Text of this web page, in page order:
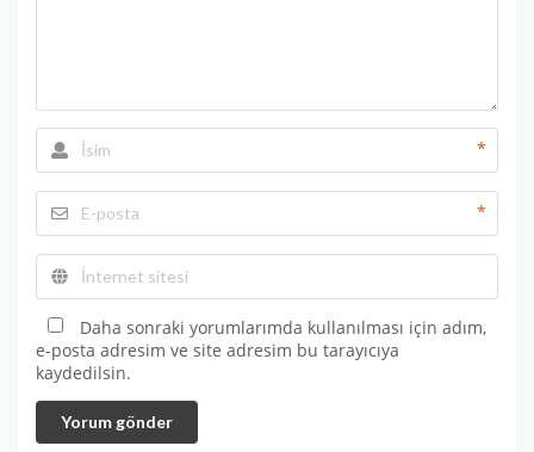
*
*
Daha sonraki yorumlarımda kullanılması için adım,
e-posta adresim ve site adresim bu tarayıcıya
kaydedilsin.
Yorum gönder